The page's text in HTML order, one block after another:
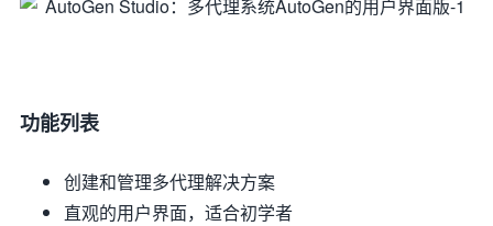
功能列表
创建和管理多代理解决方案
直观的用户界面，适合初学者